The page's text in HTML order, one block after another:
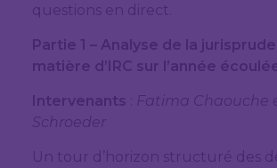
questions en direct.
Partie 1 – Analyse de la
matière d’IRC sur l’année
Intervenants
Fatima Chaouche
Schroeder
Un tour d’horizon structuré des